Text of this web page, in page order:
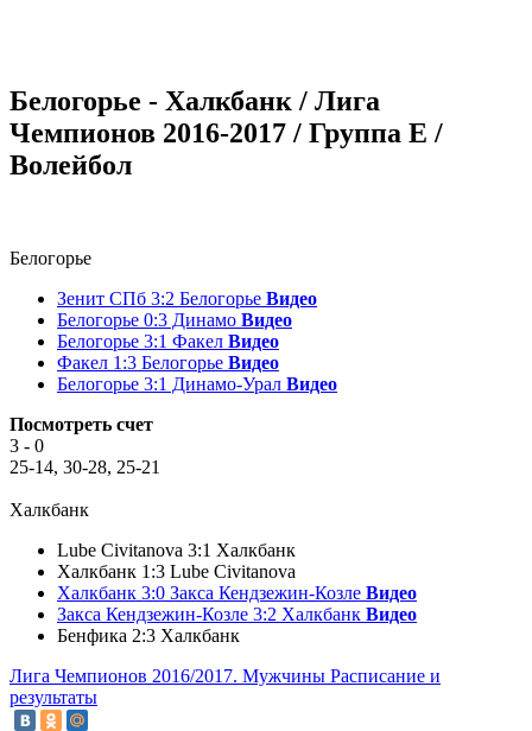
Белогорье - Халкбанк / Лига
Чемпионов 2016-2017 / Группа E /
Волейбол
Белогорье
Зенит СПб 3:2 Белогорье Видео
Белогорье 0:3 Динамо Видео
Белогорье 3:1 Факел Видео
Факел 1:3 Белогорье Видео
Белогорье 3:1 Динамо-Урал Видео
Посмотреть счет
3 - 0
25-14, 30-28, 25-21
Халкбанк
Lube Civitanova 3:1 Халкбанк
Халкбанк 1:3 Lube Civitanova
Халкбанк 3:0 Закса Кендзежин-Козле Видео
Закса Кендзежин-Козле 3:2 Халкбанк Видео
Бенфика 2:3 Халкбанк
Лига Чемпионов 2016/2017. Мужчины Расписание и
результаты